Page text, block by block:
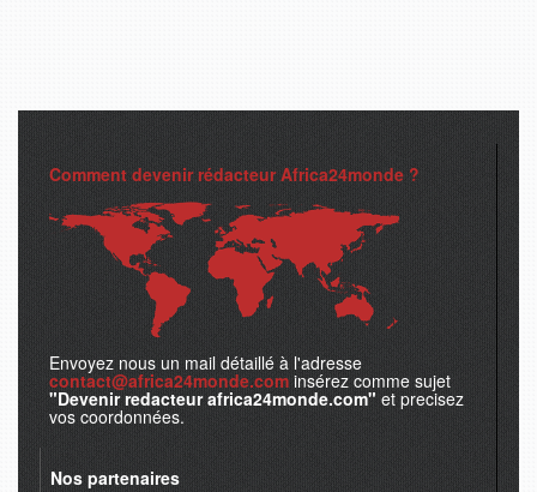
Comment devenir rédacteur Africa24monde ?
Envoyez nous un mail détaillé à l'adresse
contact@africa24monde.com insérez comme sujet
"Devenir redacteur africa24monde.com" et precisez
vos coordonnées.
Nos partenaires